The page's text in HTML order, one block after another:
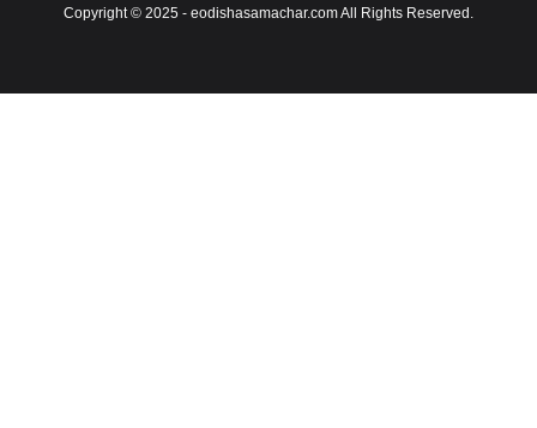
Copyright © 2025 - eodishasamachar.com All Rights Reserved.